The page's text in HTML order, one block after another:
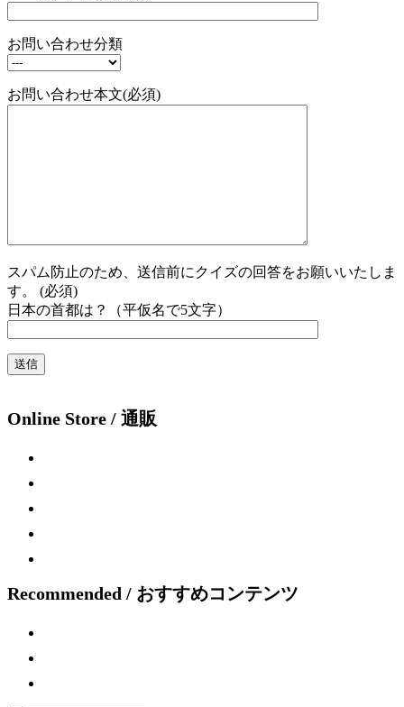
お問い合わせ分類
お問い合わせ本文(必須)
スパム防止のため、送信前にクイズの回答をお願いいたしま
す。 (必須)
日本の首都は？（平仮名で5文字）
Online Store / 通販
Recommended / おすすめコンテンツ